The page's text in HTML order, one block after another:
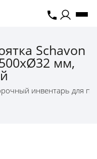
Schavon
мм,
инвентарь для